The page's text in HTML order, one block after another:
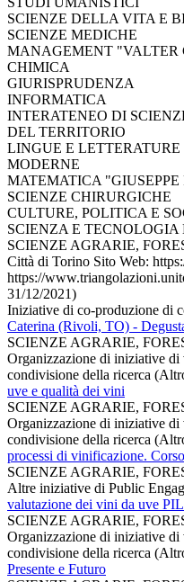
SCIENZE DELLA VITA E
SCIENZE MEDICHE
MANAGEMENT "VALTER
CHIMICA
GIURISPRUDENZA
INFORMATICA
INTERATENEO DI
DEL TERRITORIO
LINGUE E
MODERNE
MATEMATICA "GIUSEPPE
SCIENZE CHIRURGICHE
CULTURE, POLITICA E
SCIENZA E TECNOLOGIA
SCIENZE AGRARIE,
Città di Torino Sito Web:
https://
31/12/2021)
Iniziative di co-produzione di
Caterina (Rivoli, TO) -
SCIENZE AGRARIE,
Organizzazione di iniziative di
condivisione della ricerca
uve e qualità dei vini
SCIENZE AGRARIE,
Organizzazione di iniziative di
condivisione della ricerca
processi di vinificazione.
SCIENZE AGRARIE,
Altre iniziative di Public
valutazione dei vini da uve
SCIENZE AGRARIE,
Organizzazione di iniziative di
condivisione della ricerca
Presente e Futuro